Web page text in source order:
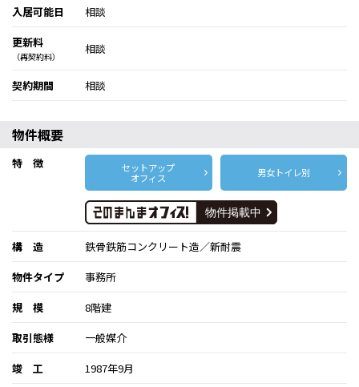
入居可能日
相談
更新料
（再契約料）
相談
契約期間 相談
物件概要
特 徴
セットアップ
オフィス
男女トイレ別
構 造
鉄骨鉄筋コンクリート造／新耐震
物件タイプ
事務所
規 模
8階建
取引態様
一般媒介
竣 工
1987年9月